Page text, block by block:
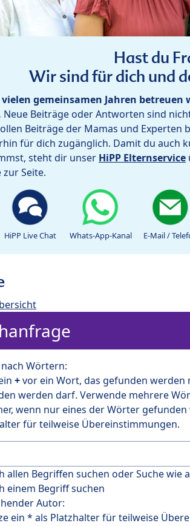
Hast du
Wir sind für dich und
vielen gemeinsamen Jahren
Neue Beiträge oder Antworten sind
Beiträge der Mamas und Experten
für dich zugänglich. Damit du auch
steht dir unser HiPP Elternservice
zur Seite.
HiPP Live Chat Whats-App-Kanal E-Mail /
Wörtern:
+vor ein Wort, das gefunden werden
werden darf. Verwende mehrere
wenn nur eines der Wörter
für teilweise Übereinstimmungen.
allen Begriffen suchen oder Suche wie
einem Begriff suchen
Autor:
ein * als Platzhalter für teilweise